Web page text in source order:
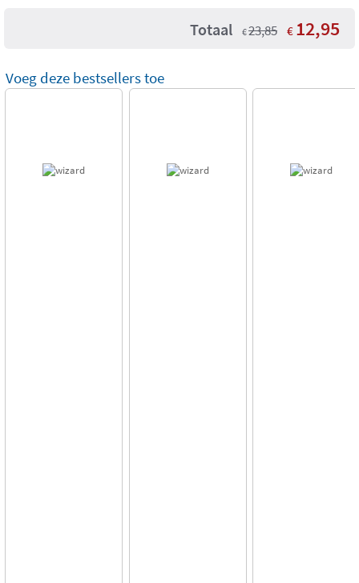
Totaal €23,85 € 12,95
Voeg deze bestsellers toe